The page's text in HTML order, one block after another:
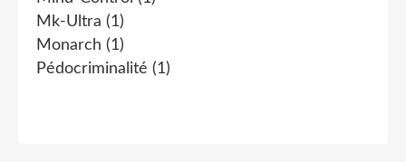
Mk-Ultra (1)
Monarch (1)
Pédocriminalité (1)